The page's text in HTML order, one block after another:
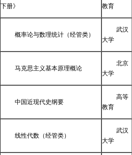
下册》
教育
概率论与数理统计（经管类）
武汉
大学
马克思主义基本原理概论
北京
大学
中国近现代史纲要
高等
教育
线性代数（经管类）
武汉
大学